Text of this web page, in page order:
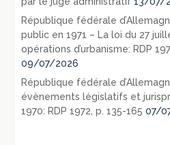
République fédérale
public en 1971 – La loi du 27
opérations d’urbanisme: RDP
09/07/2026
République fédérale
évènements législatifs et
1970: RDP 1972, p. 135-165 07/